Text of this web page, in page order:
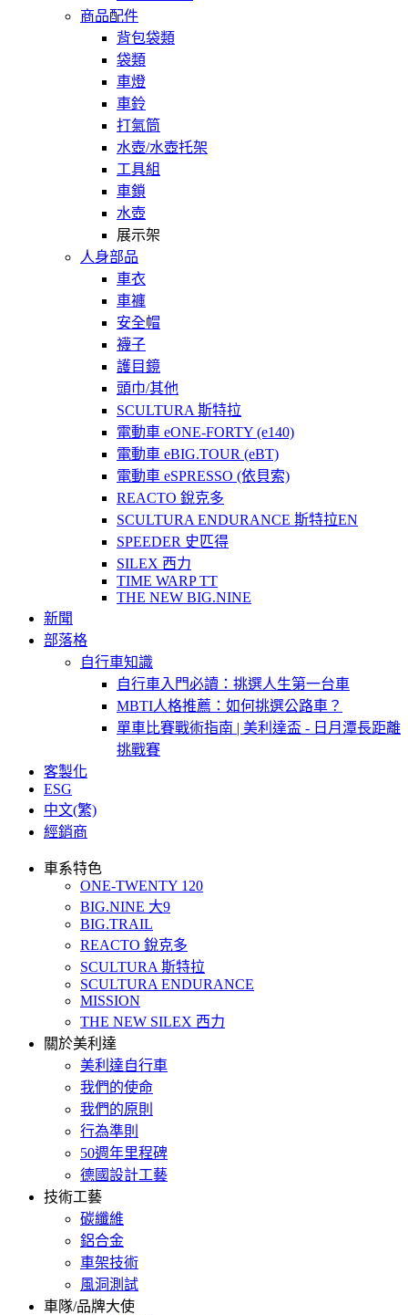
商品配件
背包袋類
袋類
車燈
車鈴
打氣筒
水壺/水壺托架
工具組
車鎖
水壺
展示架
人身部品
車衣
車褲
安全帽
襪子
護目鏡
頭巾/其他
SCULTURA 斯特拉
電動車 eONE-FORTY (e140)
電動車 eBIG.TOUR (eBT)
電動車 eSPRESSO (依貝索)
REACTO 銳克多
SCULTURA ENDURANCE 斯特拉EN
SPEEDER 史匹得
SILEX 西力
TIME WARP TT
THE NEW BIG.NINE
新聞
部落格
自行車知識
自行車入門必讀：挑選人生第一台車
MBTI人格推薦：如何挑選公路車？
單車比賽戰術指南 | 美利達盃 - 日月潭長距離
挑戰賽
客製化
ESG
中文(繁)
經銷商
車系特色
ONE-TWENTY 120
BIG.NINE 大9
BIG.TRAIL
REACTO 銳克多
SCULTURA 斯特拉
SCULTURA ENDURANCE
MISSION
THE NEW SILEX 西力
關於美利達
美利達自行車
我們的使命
我們的原則
行為準則
50週年里程碑
德國設計工藝
技術工藝
碳纖維
鋁合金
車架技術
風洞測試
車隊/品牌大使